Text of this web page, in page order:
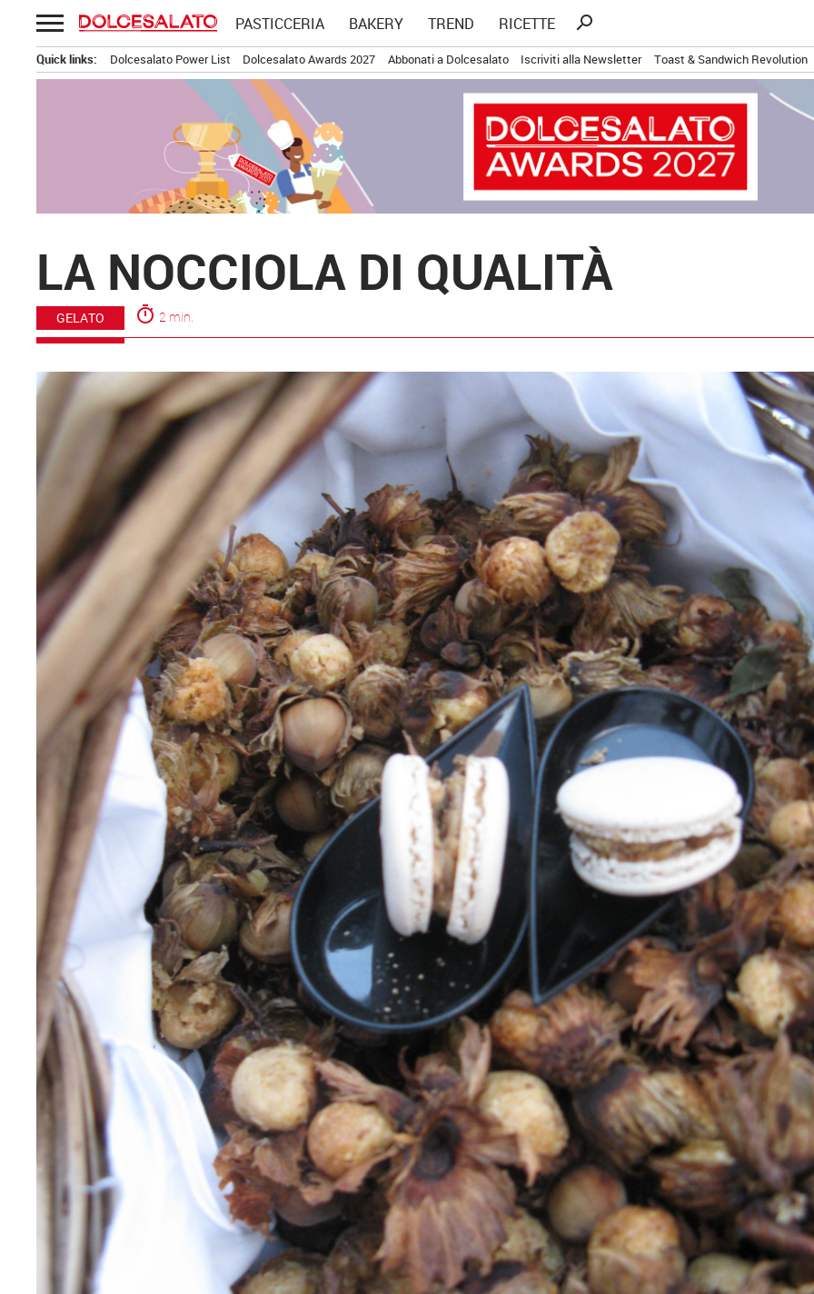
Passa
al
contenuto
PASTICCERIA BAKERY TREND RICETTE
Ricerca
search
Quick links: Dolcesalato Power List Dolcesalato Awards 2027 Abbonati a Dolcesalato Iscriviti alla Newsletter Toast & Sandwich Revolution
LA NOCCIOLA DI QUALITÀ
GELATO timer 2 min.